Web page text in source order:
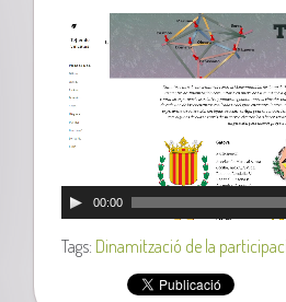
00:00
Tags: Dinamització de la